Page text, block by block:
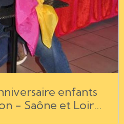
enfants
- Saône et Loire